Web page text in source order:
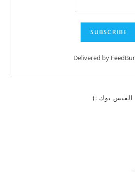
Delivered by
الفيس بوك :)